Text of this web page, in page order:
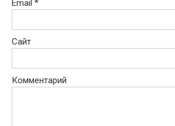
Email *
Сайт
Комментарий